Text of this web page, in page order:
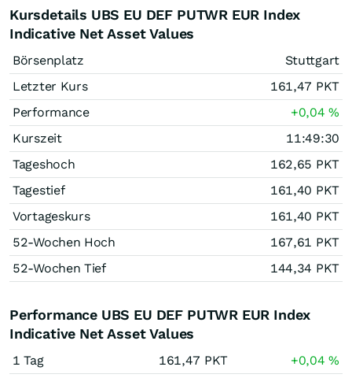
Kursdetails UBS EU DEF PUTWR EUR Index
Indicative Net Asset Values
Börsenplatz
Stuttgart
Letzter Kurs
161,47 PKT
Performance
+0,04%
Kurszeit
11:49:30
Tageshoch
162,65 PKT
Tagestief
161,40 PKT
Vortageskurs
161,40 PKT
52-Wochen Hoch
167,61 PKT
52-Wochen Tief
144,34 PKT
Performance UBS EU DEF PUTWR EUR Index
Indicative Net Asset Values
1 Tag 161,47 PKT +0,04%